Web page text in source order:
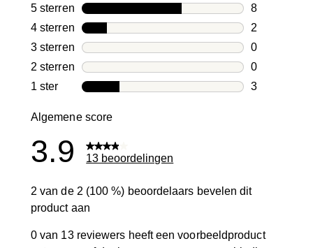
5 sterren sterren
8
8
4 sterren sterren
2
2
3 sterren sterren
0
0
2 sterren sterren
0
0
1 ster sterren
3
Algemene score
3.9 13 beoordelingen
2 van de 2 (100 %) beoordelaars bevelen dit
product aan
0 van 13 reviewers heeft een voorbeeldproduct